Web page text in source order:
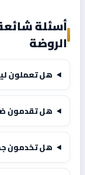
أسئلة
الروضة
هل تعملون
هل تقدمون
هل تخدمون